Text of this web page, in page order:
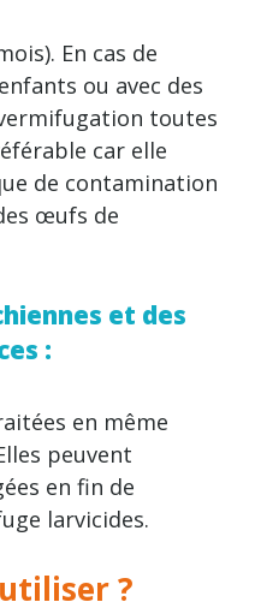
En cas de
ou avec des
toutes
car elle
de contamination
œufs de
et des
:
en même
peuvent
en fin de
larvicides.
?